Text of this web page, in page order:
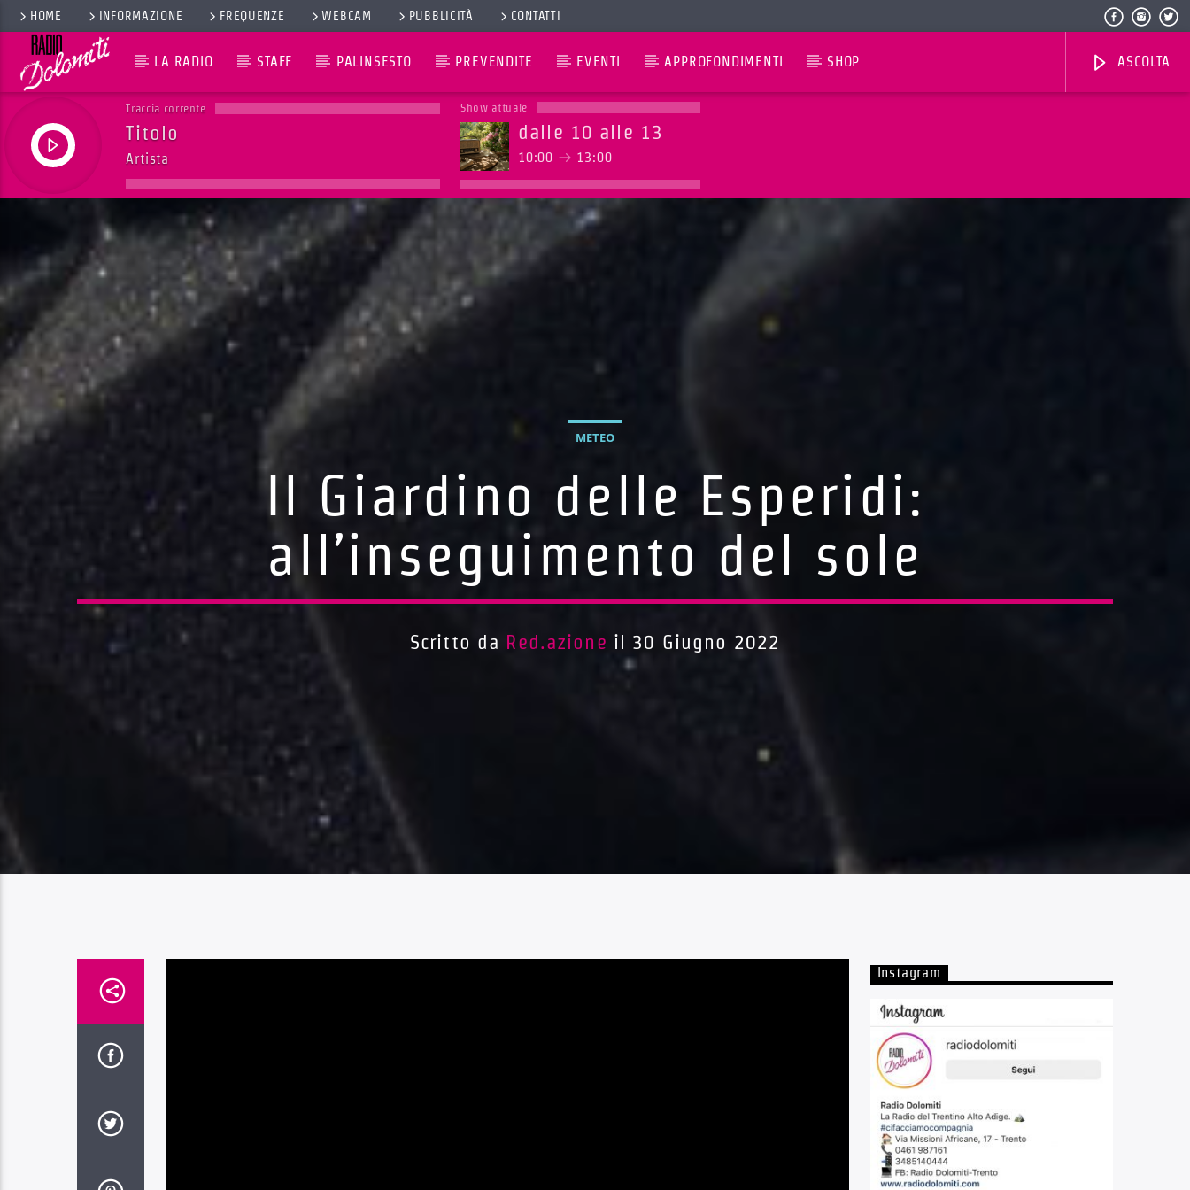
HOME INFORMAZIONE FREQUENZE WEBCAM PUBBLICITÀ CONTATTI
LA RADIO STAFF PALINSESTO PREVENDITE EVENTI APPROFONDIMENTI SHOP ASCOLTA
Traccia corrente
Titolo
Artista
Show attuale
dalle 10 alle 13
10:00 13:00
METEO
Il Giardino delle Esperidi:
all’inseguimento del sole
Scritto da Red.azione il 30 Giugno 2022
Instagram